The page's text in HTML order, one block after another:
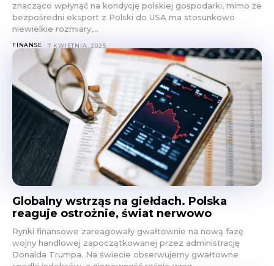
znacząco wpłynąć na kondycję polskiej gospodarki, mimo że
bezpośredni eksport z Polski do USA ma stosunkowo
niewielkie rozmiary,...
FINANSE 7 KWIETNIA, 2025
Globalny wstrząs na giełdach. Polska
reaguje ostrożnie, świat nerwowo
Rynki finansowe zareagowały gwałtownie na nową fazę
wojny handlowej zapoczątkowanej przez administrację
Donalda Trumpa. Na świecie obserwujemy gwałtowne